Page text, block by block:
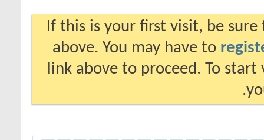
If this is your first visit, be
above. You may have to
link above to proceed. To